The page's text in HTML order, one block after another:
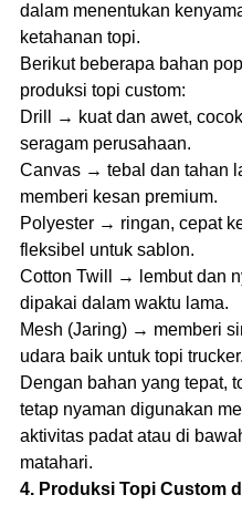
dalam menentukan
ketahanan topi.
Berikut beberapa bahan
produksi topi custom:
Drill → kuat dan awet,
seragam perusahaan.
Canvas → tebal dan tahan
memberi kesan premium.
Polyester → ringan, cepat
fleksibel untuk sablon.
Cotton Twill → lembut dan
dipakai dalam waktu lama.
Mesh (Jaring) → memberi
udara baik untuk topi trucker.
Dengan bahan yang tepat,
tetap nyaman digunakan
aktivitas padat atau di
matahari.
4. Produksi Topi Custom